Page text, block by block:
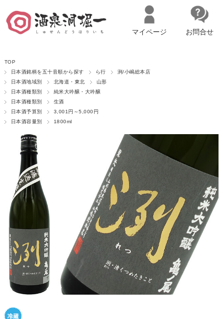
マイページへログイン
マイページ お問合せ
TOP
日本酒銘柄を五十音順から探す
ら行
洌/小嶋総本店
日本酒地域別
北海道・東北
山形
日本酒種類別
純米大吟醸・大吟醸
日本酒種類別
生酒
日本酒予算別
3,001円～5,000円
日本酒容量別
1800ml